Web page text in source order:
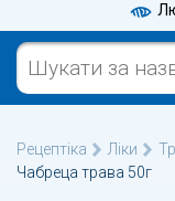
Рецептіка Ліки
Чабреца трава 50г